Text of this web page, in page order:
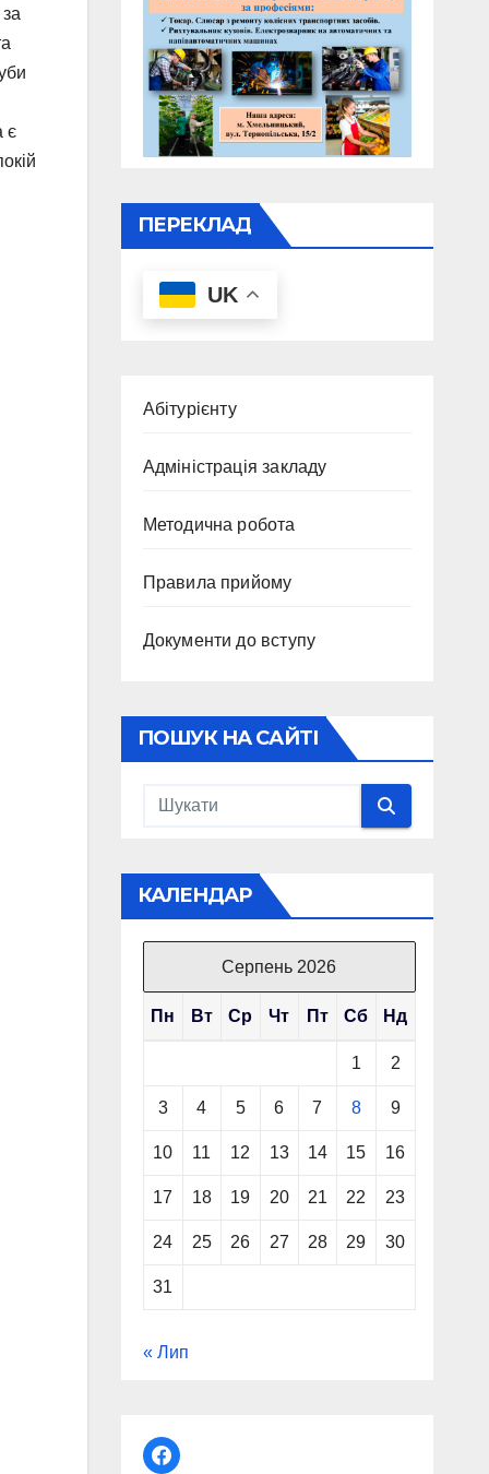
є
ПЕРЕКЛАД
UK
Абітурієнту
Адміністрація закладу
Методична робота
Правила прийому
Документи до вступу
ПОШУК НА САЙТІ
КАЛЕНДАР
Серпень 2026
Пн Вт Ср Чт Пт Сб Нд
1 2
3 4 5 6 7 8 9
10 11 12 13 14 15 16
17 18 19 20 21 22 23
24 25 26 27 28 29 30
31
« Лип
facebook